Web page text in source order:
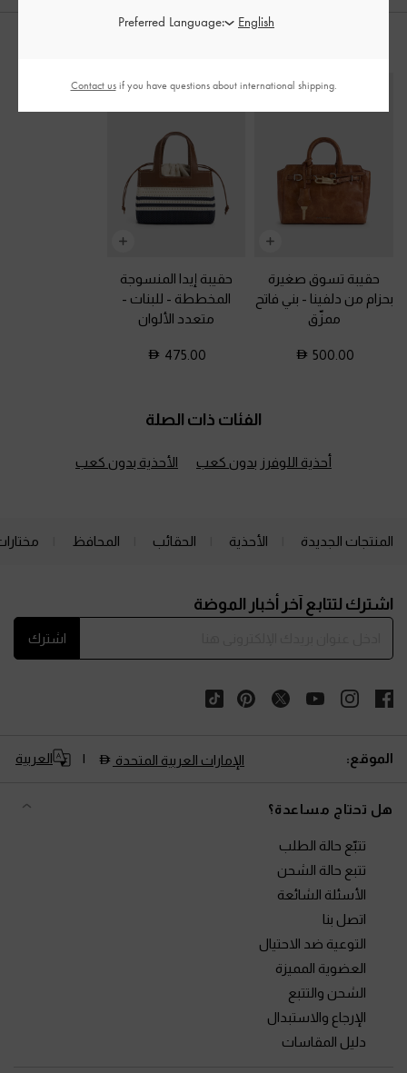
حقيبة تسوق صغيرة
بحزام من دلفينا - بني فاتح
ممزّق
500.00
حقيبة إيدا المنسوجة
المخططة - للبنات -
متعدد الألوان
475.00
الفئات ذات الصلة
أحذية اللوفرز بدون كعب الأحذية بدون كعب
المنتجات الجديدة الأحذية الحقائب المحافظ
اشترك لتتابع آخر أخبار الموضة
اشترك
الموقع: الإمارات العربية المتحدة العربية
هل تحتاج مساعدة؟
تتبّع حالة الطلب
تتبع حالة الشحن
الأسئلة الشائعة
اتصل بنا
التوعية ضد الاحتيال
العضوية المميزة
الشحن والتتبع
الإرجاع والاستبدال
دليل المقاسات
Preferred Language:
Contact usif you have questions about international shipping.